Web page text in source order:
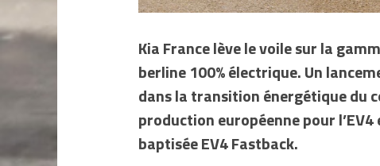
Kia France lève le voile sur la
berline 100% électrique. Un
dans la transition énergétique du
production européenne pour
baptisée EV4 Fastback.